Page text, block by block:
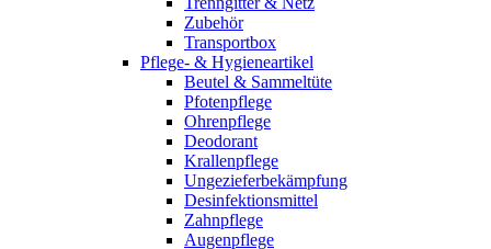
Zubehör
Transportbox
Pflege- & Hygieneartikel
Beutel & Sammeltüte
Pfotenpflege
Ohrenpflege
Deodorant
Krallenpflege
Ungezieferbekämpfung
Desinfektionsmittel
Zahnpflege
Augenpflege